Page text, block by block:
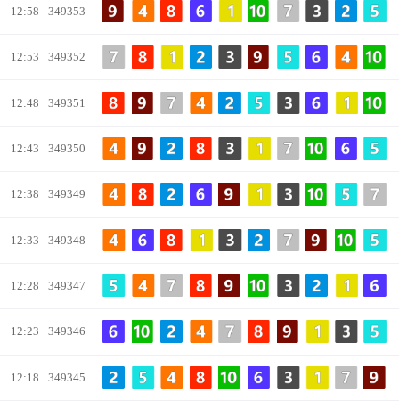
12:58 349353
12:53 349352
12:48 349351
12:43 349350
12:38 349349
12:33 349348
12:28 349347
12:23 349346
12:18 349345